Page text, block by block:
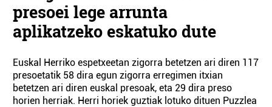
presoei lege arrunta
aplikatzeko eskatuko dute
Euskal Herriko espetxeetan zigorra betetzen ari diren 117
presoetatik 58 dira egun zigorra erregimen itxian
betetzen ari diren euskal presoak, eta 29 dira preso
horien herriak. Herri horiek guztiak lotuko dituen Puzzlea